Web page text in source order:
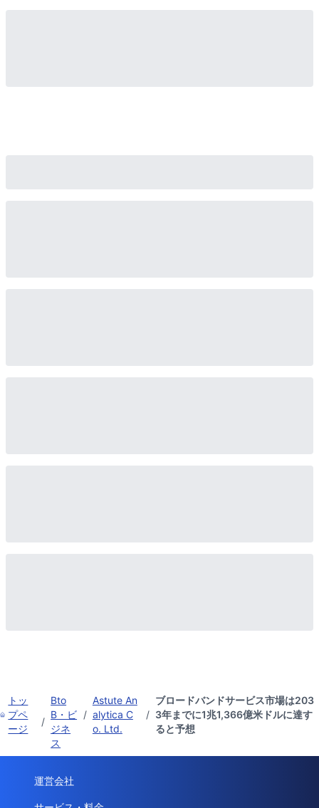
トッ
プペ
ージ
/
Bto
B・ビ
ジネ
ス
/
Astute An
alytica C
o. Ltd.
/
ブロードバンドサービス市場は203
3年までに1兆1,366億米ドルに達す
ると予想
運営会社